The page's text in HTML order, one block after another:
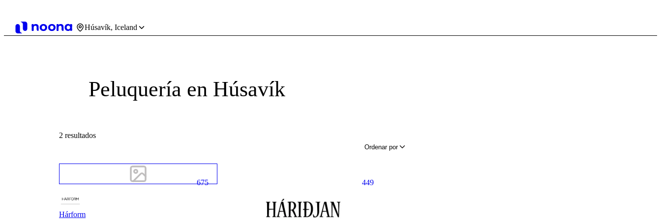
Húsavík, Iceland
Peluquería en Húsavík
2 resultados
Ordenar por
675
Hárform
449